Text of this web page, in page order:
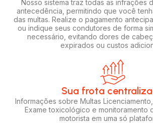
Nosso sistema traz todas as infrações
antecedência, permitindo que você
das multas. Realize o pagamento
ou indique seus condutores de forma
necessário, evitando dores de
expirados ou custos
Sua frota
Informações sobre Multas
Exame toxicológico e monitoramento
motorista em uma só